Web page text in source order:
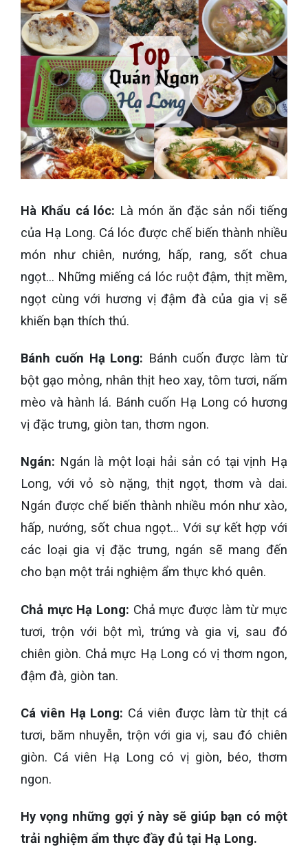
Hà Khẩu cá lóc: Là món ăn đặc sản nổi tiếng
của Hạ Long. Cá lóc được chế biến thành nhiều
món như chiên, nướng, hấp, rang, sốt chua
ngọt... Những miếng cá lóc ruột đậm, thịt mềm,
ngọt cùng với hương vị đậm đà của gia vị sẽ
khiến bạn thích thú.
Bánh cuốn Hạ Long: Bánh cuốn được làm từ
bột gạo mỏng, nhân thịt heo xay, tôm tươi, nấm
mèo và hành lá. Bánh cuốn Hạ Long có hương
vị đặc trưng, giòn tan, thơm ngon.
Ngán: Ngán là một loại hải sản có tại vịnh Hạ
Long, với vỏ sò nặng, thịt ngọt, thơm và dai.
Ngán được chế biến thành nhiều món như xào,
hấp, nướng, sốt chua ngọt... Với sự kết hợp với
các loại gia vị đặc trưng, ngán sẽ mang đến
cho bạn một trải nghiệm ẩm thực khó quên.
Chả mực Hạ Long: Chả mực được làm từ mực
tươi, trộn với bột mì, trứng và gia vị, sau đó
chiên giòn. Chả mực Hạ Long có vị thơm ngon,
đậm đà, giòn tan.
Cá viên Hạ Long: Cá viên được làm từ thịt cá
tươi, băm nhuyễn, trộn với gia vị, sau đó chiên
giòn. Cá viên Hạ Long có vị giòn, béo, thơm
ngon.
Hy vọng những gợi ý này sẽ giúp bạn có một
trải nghiệm ẩm thực đầy đủ tại Hạ Long.